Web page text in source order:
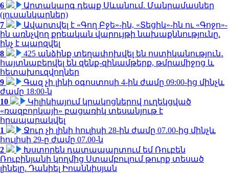
6
Արտակարգ դեպք Սևանում. Մանրամասներ
(լուսանկարներ)
7
Ավարտվել է «Գող Բջե»-ին, «Տեցիկ»-ին ու «Գոջո»-
ին առնչվող քրեական վարույթի նախաքննությունը.
ինչ է պարզվել
8
425 անձինք տեղափոխվել են ոստիկանություն․
հայտնաբերվել են զենք-զինամթերք, թմրամիջոց և
հետախուզվողներ
9
Գազ չի լինի օգոստոսի 4-ին ժամը 09:00-ից մինչև
ժամը 18:00-ն
10
Կիլիկիայում կրակոցներով ուղեկցված
«ռազբորկայի» բացառիկ տեսանյութ է
հրապարակվել
1
Ջուր չի լինի հուլիսի 28-ին ժամը 07.00-ից մինչև
հուլիսի 29-ը ժամը 07.00-ն
2
Խստորեն դատապարտում եմ Ռուբեն
Ռուբինյանի կողմից Ստամբուլում թուրք տեսած
լինելը. Դանիել Իոաննիսյան